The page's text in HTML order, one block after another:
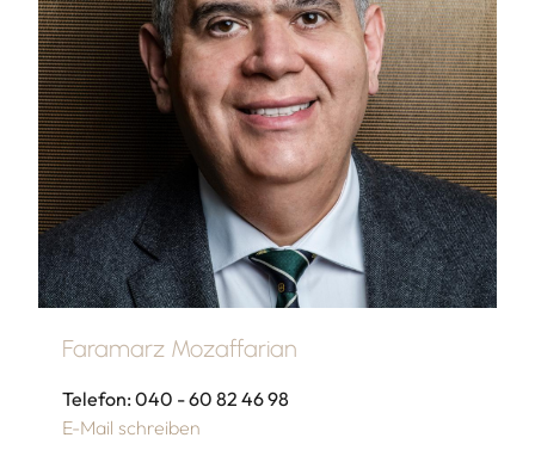
Faramarz Mozaffarian
Telefon: 040 - 60 82 46 98
E-Mail schreiben